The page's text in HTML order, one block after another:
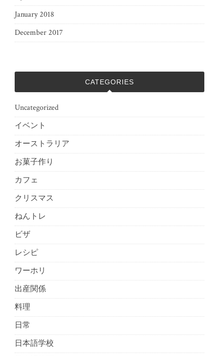
January 2018
December 2017
CATEGORIES
Uncategorized
イベント
オーストラリア
お菓子作り
カフェ
クリスマス
ねんトレ
ビザ
レシピ
ワーホリ
出産関係
料理
日常
日本語学校